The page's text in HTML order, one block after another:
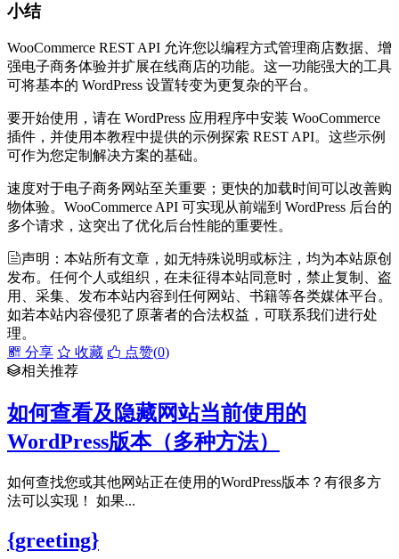
小结
WooCommerce REST API 允许您以编程方式管理商店数据、增
强电子商务体验并扩展在线商店的功能。这一功能强大的工具
可将基本的 WordPress 设置转变为更复杂的平台。
要开始使用，请在 WordPress 应用程序中安装 WooCommerce
插件，并使用本教程中提供的示例探索 REST API。这些示例
可作为您定制解决方案的基础。
速度对于电子商务网站至关重要；更快的加载时间可以改善购
物体验。WooCommerce API 可实现从前端到 WordPress 后台的
多个请求，这突出了优化后台性能的重要性。
声明：本站所有文章，如无特殊说明或标注，均为本站原创
发布。任何个人或组织，在未征得本站同意时，禁止复制、盗
用、采集、发布本站内容到任何网站、书籍等各类媒体平台。
如若本站内容侵犯了原著者的合法权益，可联系我们进行处
理。
分享
收藏 点赞(0)
相关推荐
如何查看及隐藏网站当前使用的
WordPress版本（多种方法）
如何查找您或其他网站正在使用的WordPress版本？有很多方
法可以实现！ 如果...
{greeting}